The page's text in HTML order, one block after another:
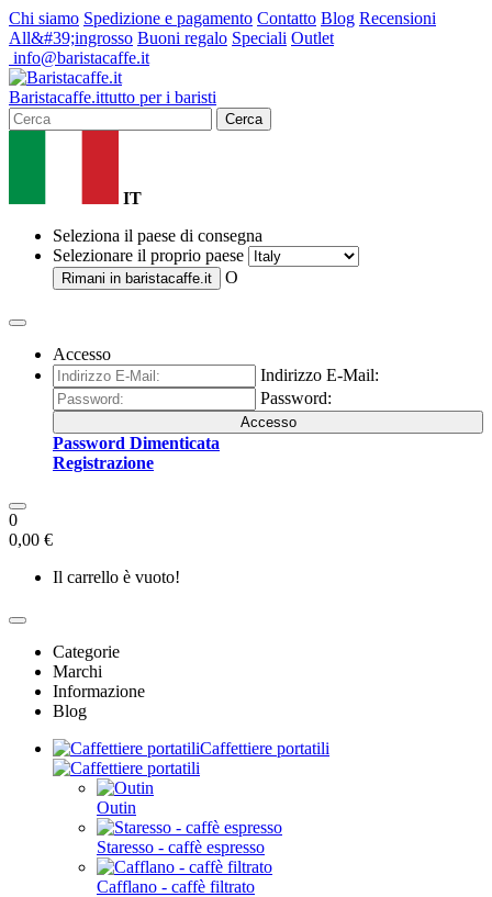
Chi siamo Spedizione e pagamento Contatto Blog Recensioni
All&#39;ingrosso Buoni regalo Speciali Outlet
info@baristacaffe.it
Baristacaffe.ittutto per i baristi
Cerca
IT
Seleziona il paese di consegna
Selezionare il proprio paese
Rimani in baristacaffe.it O
Accesso
Indirizzo E-Mail:
Password:
Accesso
Password Dimenticata
Registrazione
0
0,00 €
Il carrello è vuoto!
Categorie
Marchi
Informazione
Blog
Caffettiere portatili
Outin
Staresso - caffè espresso
Cafflano - caffè filtrato